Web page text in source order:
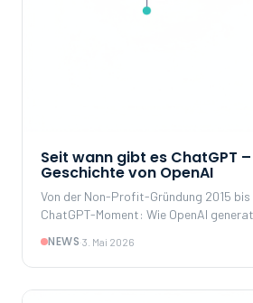
Seit wann gibt es ChatGPT
Geschichte von OpenAI
Von der Non-Profit-Gründung 2015 bis
ChatGPT-Moment: Wie OpenAI
Wettbewerbsfaktor für Konzerne
NEWS·3. Mai 2026